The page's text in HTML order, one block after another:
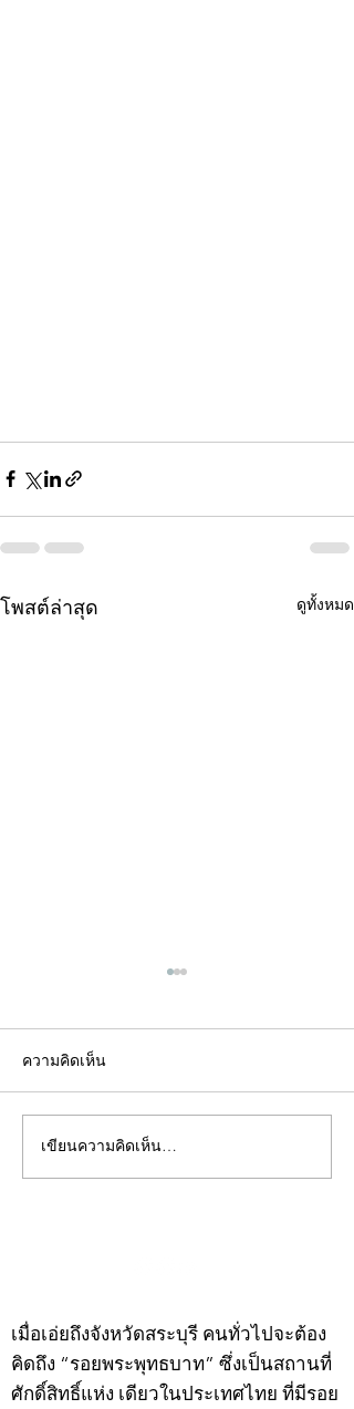
โพสต์ล่าสุด ดูทั้งหมด
คอลัมน์"จับชีพจรวงการ
พระ"ประจำพุธที่ 29
ความคิดเห็น
เขียนความคิดเห็น…
เมื่อเอ่ยถึงจังหวัดสระบุรี คนทั่วไปจะต้อง
คิดถึง “รอยพระพุทธบาท” ซึ่งเป็นสถานที่
ศักดิ์สิทธิ์แห่ง เดียวในประเทศไทย ที่มีรอย